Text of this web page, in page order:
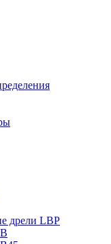
дрели LBP